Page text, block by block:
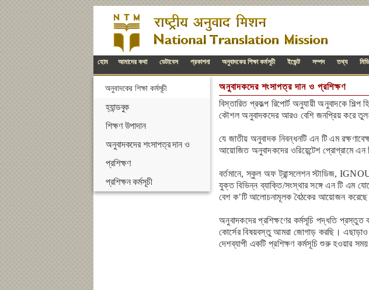
হোম আমাদের কথা ডেটাবেস প্রকাশনা অনুবাদকের শিক্ষা কর্মসূচী ইভেন্ট সম্পদ তথ্য
অনুবাদকের শিক্ষা কর্মসূচী
হ্যান্ডবুক
শিক্ষণ উপাদান
অনুবাদকদের শংসাপত্র দান ও
প্রশিক্ষণ
প্রশিক্ষন কর্মসূচী
অনুবাদকদের শংসাপত্র দান ও প্রশিক্ষণ
বিস্তারিত প্রকল্প রিপোর্ট অনুযায়ী অনুবাদকে
কৌশল অনুবাদকদের আরও বেশি জনপ্রিয় করে
যে জাতীয় অনুবাদক নিবন্ধনটি এন টি এম
আয়োজিত অনুবাদকদের ওরিয়েন্টেশ প্রোগ্রামে এন
বর্তমানে, স্কুল অফ ট্রান্সলেশন স্টাডিজ,
যুক্ত বিভিন্ন ব্যাক্তি/সংস্থার সঙ্গে এন টি এম
বেশ ক’টি আলোচনামূলক বৈঠকের আয়োজন করেছে।
অনুবাদকদের প্রশিক্ষণের কর্মসূচি পদ্ধতি প্রস্তুত
কোর্সের বিষয়বস্তু আমরা জোগাড় করছি। এছাড়াও
দেশব্যাপী একটি প্রশিক্ষণ কর্মসূচি শুরু হওয়ার